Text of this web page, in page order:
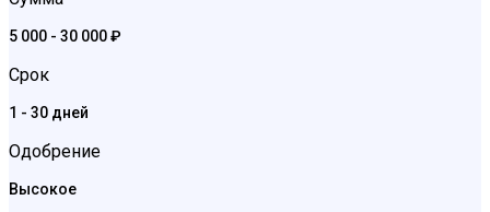
5 000 - 30 000 ₽
Срок
1 - 30 дней
Одобрение
Высокое